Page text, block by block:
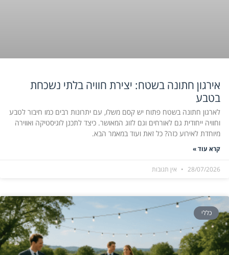
אירגון חתונה בשטח: יצירת חוויה בלתי נשכחת
בטבע
לארגון חתונה בשטח פתוח יש קסם משלו, עם יתרונות רבים כמו חיבור לטבע
וחוויה ייחודית גם לאורחים וגם לזוג המאושר. כיצד לתכנן לוגיסטיקה ואווירה
מיוחדת לאירוע כזה? כל זאת ועוד במאמר הבא.
קרא עוד »
28/07/2026 אין תגובות
כללי